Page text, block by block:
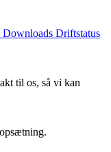
Downloads Driftstatus
til os, så vi kan